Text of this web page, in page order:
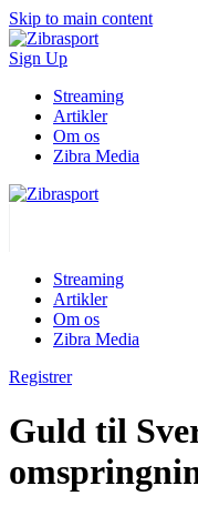
Skip to main content
Sign Up
Streaming
Artikler
Om os
Zibra Media
Streaming
Artikler
Om os
Zibra Media
Registrer
Guld til